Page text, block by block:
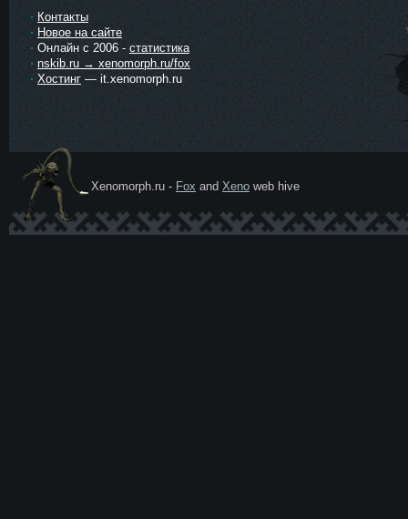
Контакты
Новое на сайте
Онлайн с 2006 - статистика
nskib.ru → xenomorph.ru/fox
Хостинг — it.xenomorph.ru
Ксеномо
Xenomorph.ru - Fox and Xeno web hive